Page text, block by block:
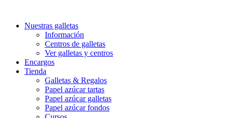
Nuestras galletas
Información
Centros de galletas
Ver galletas y centros
Encargos
Tienda
Galletas & Regalos
Papel azúcar tartas
Papel azúcar galletas
Papel azúcar fondos